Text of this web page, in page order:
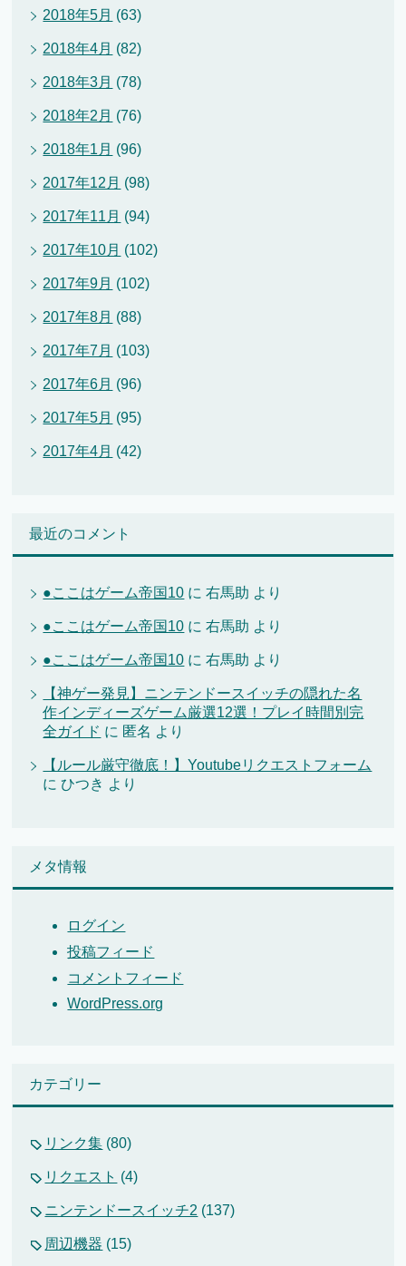
2018年5月 (63)
2018年4月 (82)
2018年3月 (78)
2018年2月 (76)
2018年1月 (96)
2017年12月 (98)
2017年11月 (94)
2017年10月 (102)
2017年9月 (102)
2017年8月 (88)
2017年7月 (103)
2017年6月 (96)
2017年5月 (95)
2017年4月 (42)
最近のコメント
●ここはゲーム帝国10 に右馬助 より
●ここはゲーム帝国10 に右馬助 より
●ここはゲーム帝国10 に右馬助 より
【神ゲー発見】ニンテンドースイッチの隠れた名
作インディーズゲーム厳選12選！プレイ時間別完
全ガイド に 匿名 より
【ルール厳守徹底！】Youtubeリクエストフォーム
にひつき より
メタ情報
ログイン
投稿フィード
コメントフィード
WordPress.org
カテゴリー
リンク集 (80)
リクエスト (4)
ニンテンドースイッチ2 (137)
周辺機器 (15)